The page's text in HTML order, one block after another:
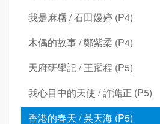
我是麻糬 / 石田嫚婷 (P4)
木偶的故事 / 鄭紫柔 (P4)
天府研學記 / 王躍程 (P5)
我心目中的天使 / 許澔正 (P5)
香港的春天 / 吳天海 (P5)